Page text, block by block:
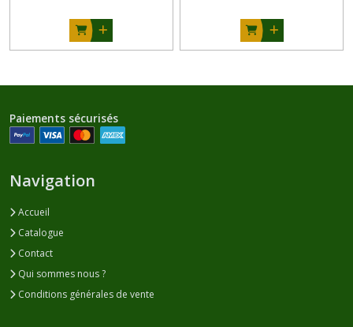
Paiements sécurisés
Navigation
Accueil
Catalogue
Contact
Qui sommes nous ?
Conditions générales de vente